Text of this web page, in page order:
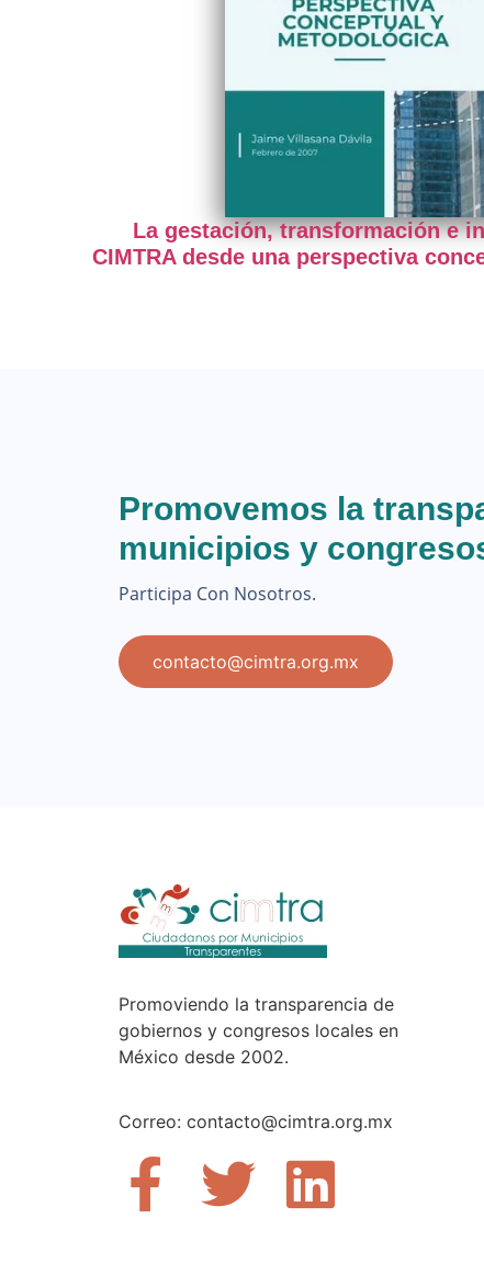
La gestación, transformación e
CIMTRA desde una perspectiva
Promovemos la
municipios y
Participa Con Nosotros.
contacto@cimtra.org.mx
Promoviendo la transparencia de
gobiernos y congresos locales en
México desde 2002.
Correo: contacto@cimtra.org.mx